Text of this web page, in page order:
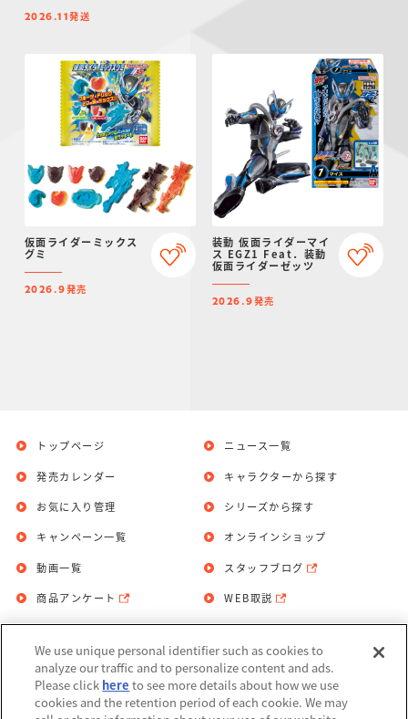
2026.11発送
仮面ライダーミックス
グミ
2026.9発売
装動 仮面ライダーマイ
ス EGZ1 Feat．装動
仮面ライダーゼッツ
2026.9発売
トップページ
発売カレンダー
お気に入り管理
ニュース一覧
キャラクターから探す
シリーズから探す
キャンペーン一覧
動画一覧
商品アンケート
オンラインショップ
スタッフブログ
WEB取説
お問い合わせ 個人情報保護方針
利用規約
We use unique personal identifier such as cookies to
analyze our traffic and to personalize content and ads.
Please click here to see more details about how we use
cookies and the retention period of each cookie. We may